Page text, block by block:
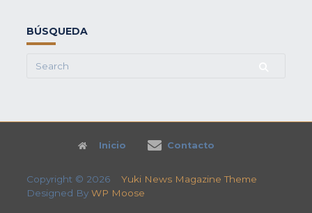
BÚSQUEDA
Search
Inicio Contacto
Copyright © 2026 Yuki News Magazine Theme
Designed By WP Moose